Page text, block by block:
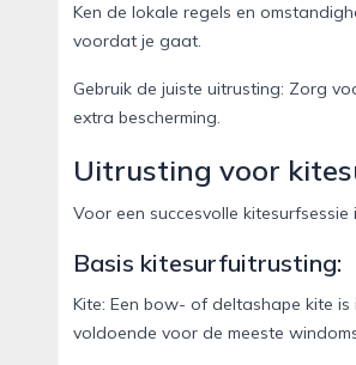
Ken de lokale regels en
voordat je gaat.
Gebruik de juiste uitrusting: Zorg
extra bescherming.
Uitrusting voor
Voor een succesvolle
Basis kitesurfuitrusting:
Kite: Een bow- of deltashape kite
voldoende voor de meeste